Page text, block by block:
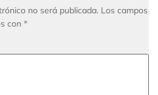
no será publicada. Los campos
con *